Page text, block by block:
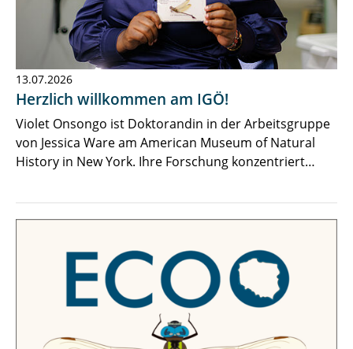
13.07.2026
Herzlich willkommen am IGÖ!
Violet Onsongo ist Doktorandin in der Arbeitsgruppe
von Jessica Ware am American Museum of Natural
History in New York. Ihre Forschung konzentriert…